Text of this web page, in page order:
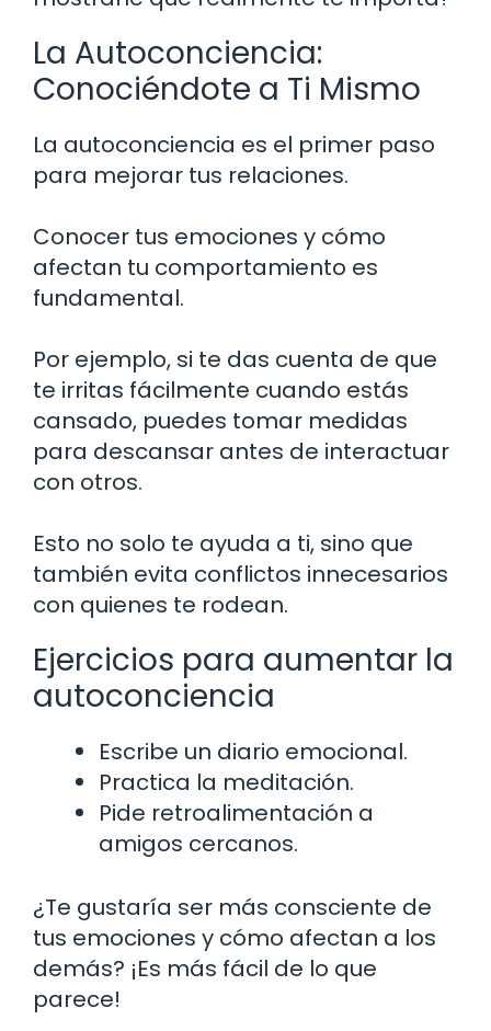
La Autoconciencia:
Conociéndote a Ti Mismo
La autoconciencia es el primer paso
para mejorar tus relaciones.
Conocer tus emociones y cómo
afectan tu comportamiento es
fundamental.
Por ejemplo, si te das cuenta de que
te irritas fácilmente cuando estás
cansado, puedes tomar medidas
para descansar antes de interactuar
con otros.
Esto no solo te ayuda a ti, sino que
también evita conflictos innecesarios
con quienes te rodean.
Ejercicios para aumentar la
autoconciencia
Escribe un diario emocional.
Practica la meditación.
Pide retroalimentación a
amigos cercanos.
¿Te gustaría ser más consciente de
tus emociones y cómo afectan a los
demás? ¡Es más fácil de lo que
parece!